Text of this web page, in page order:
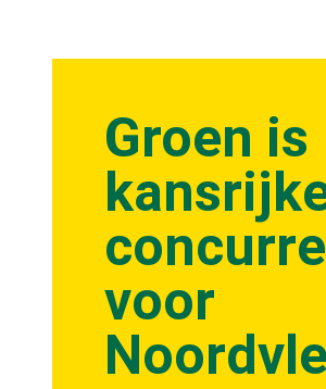
Groen is
voor